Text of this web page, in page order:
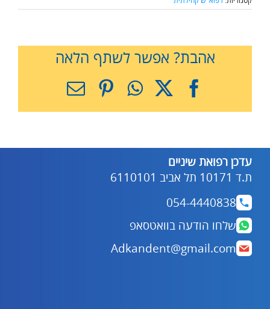
אהבת? אפשר לשתף הלאה
Facebook
X
WhatsApp
Pinterest
כתובת
עדכן רפואת שיניים
ת.ד 10171 תל אביב 6110101
054-4440838
שלחו הודעה בוואטסאפ
Adkandent@gmail.com